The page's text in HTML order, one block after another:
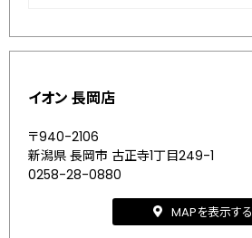
イオン 長岡店
〒940-2106
新潟県 長岡市 古正寺1丁目249-1
0258-28-0880
MAPを表示する